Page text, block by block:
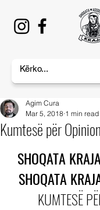
Kumtesë për Opinion
Agim Cura
Mar 5, 2018 1 min read
SHOQATA
SHOQATA
KUMTESË